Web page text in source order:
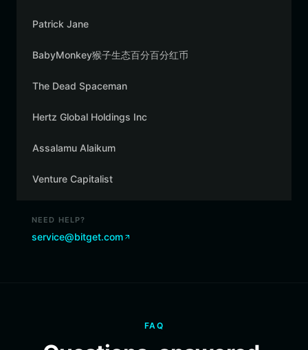
Patrick Jane
BabyMonkey猴子生态百分百分红币
The Dead Spaceman
Hertz Global Holdings Inc
Assalamu Alaikum
Venture Capitalist
NEED HELP?
service@bitget.com
FAQ